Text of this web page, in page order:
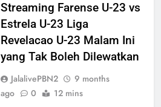
Streaming Farense U-23 vs
Estrela U-23 Liga
Revelacao U-23 Malam Ini
yang Tak Boleh Dilewatkan
JalalivePBN2
9 months
ago
0 12 mins